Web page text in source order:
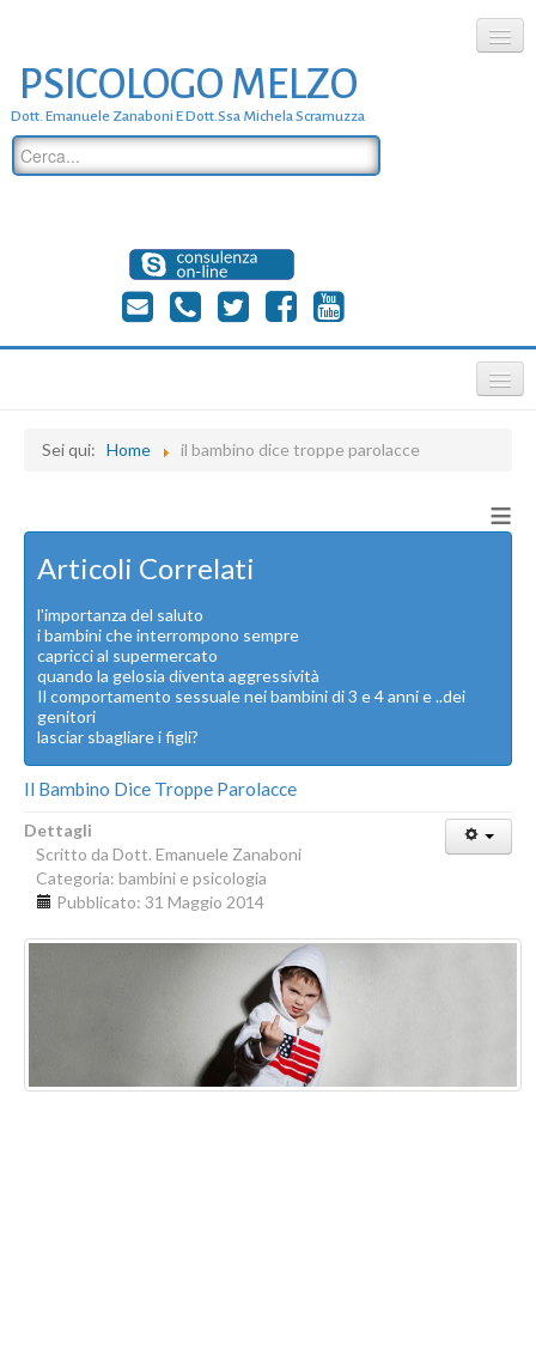
chi siamo
dove siamo
dott. Emanuele Zanaboni
dott.ssa michela scramuzza
PSICOLOGO MELZO
Dott. Emanuele Zanaboni E Dott.ssa Michela Scramuzza
Sei qui: Home il bambino dice troppe parolacce
≡
Articoli Correlati
l'importanza del saluto
i bambini che interrompono sempre
capricci al supermercato
quando la gelosia diventa aggressività
Il comportamento sessuale nei bambini di 3 e 4 anni e ..dei
genitori
lasciar sbagliare i figli?
Il Bambino Dice Troppe Parolacce
Dettagli
Scritto da Dott. Emanuele Zanaboni
Categoria: bambini e psicologia
Pubblicato: 31 Maggio 2014